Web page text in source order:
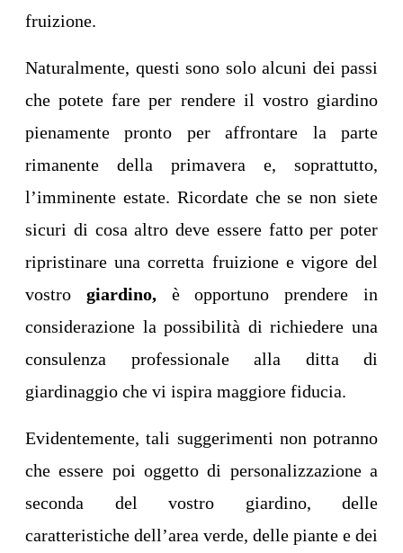
fruizione.
Naturalmente, questi sono solo alcuni dei passi
che potete fare per rendere il vostro giardino
pienamente pronto per affrontare la parte
rimanente della primavera e, soprattutto,
l’imminente estate. Ricordate che se non siete
sicuri di cosa altro deve essere fatto per poter
ripristinare una corretta fruizione e vigore del
vostro giardino,è opportuno prendere in
considerazione la possibilità di richiedere una
consulenza professionale alla ditta di
giardinaggio che vi ispira maggiore fiducia.
Evidentemente, tali suggerimenti non potranno
che essere poi oggetto di personalizzazione a
seconda del vostro giardino, delle
caratteristiche dell’area verde, delle piante e dei